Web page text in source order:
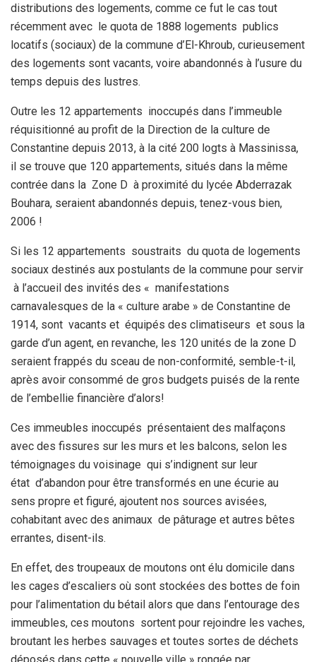
distributions des logements, comme ce fut le cas tout
récemment avec le quota de 1888 logements publics
locatifs (sociaux) de la commune d’El-Khroub, curieusement
des logements sont vacants, voire abandonnés à l’usure du
temps depuis des lustres.
Outre les 12 appartements inoccupés dans l’immeuble
réquisitionné au profit de la Direction de la culture de
Constantine depuis 2013, à la cité 200 logts à Massinissa,
il se trouve que 120 appartements, situés dans la même
contrée dans la Zone D à proximité du lycée Abderrazak
Bouhara, seraient abandonnés depuis, tenez-vous bien,
2006 !
Si les 12 appartements soustraits du quota de logements
sociaux destinés aux postulants de la commune pour servir
à l’accueil des invités des « manifestations
carnavalesques de la « culture arabe » de Constantine de
1914, sont vacants et équipés des climatiseurs et sous la
garde d’un agent, en revanche, les 120 unités de la zone D
seraient frappés du sceau de non-conformité, semble-t-il,
après avoir consommé de gros budgets puisés de la rente
de l’embellie financière d’alors!
Ces immeubles inoccupés présentaient des malfaçons
avec des fissures sur les murs et les balcons, selon les
témoignages du voisinage qui s’indignent sur leur
état d’abandon pour être transformés en une écurie au
sens propre et figuré, ajoutent nos sources avisées,
cohabitant avec des animaux de pâturage et autres bêtes
errantes, disent-ils.
En effet, des troupeaux de moutons ont élu domicile dans
les cages d’escaliers où sont stockées des bottes de foin
pour l’alimentation du bétail alors que dans l’entourage des
immeubles, ces moutons sortent pour rejoindre les vaches,
broutant les herbes sauvages et toutes sortes de déchets